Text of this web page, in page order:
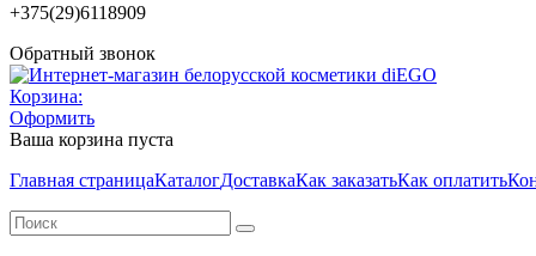
+375(29)6118909
Обратный звонок
Корзина:
Оформить
Ваша корзина пуста
Главная страницаКаталогДоставкаКак заказатьКак оплатить